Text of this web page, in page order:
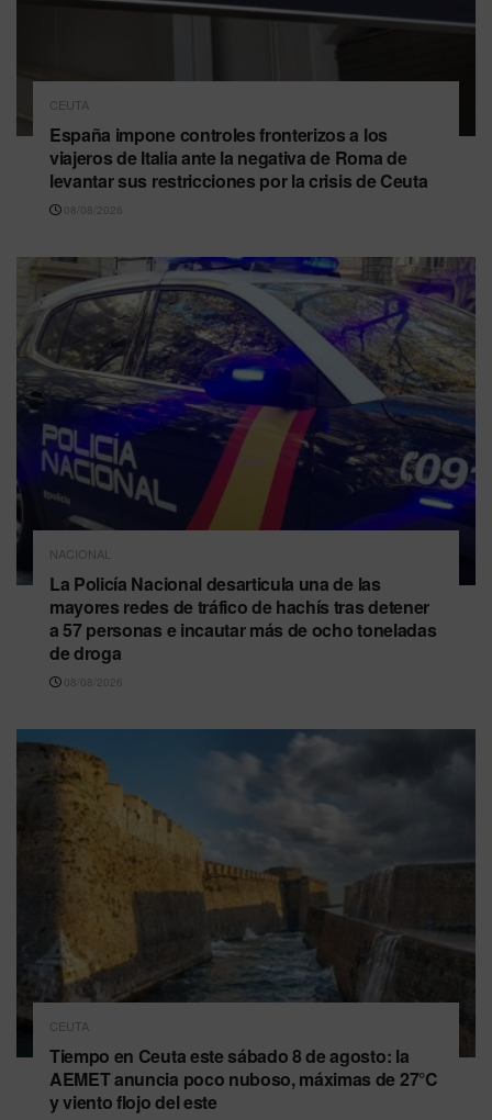
CEUTA
España impone controles fronterizos a los
viajeros de Italia ante la negativa de Roma de
levantar sus restricciones por la crisis de Ceuta
08/08/2026
NACIONAL
La Policía Nacional desarticula una de las
mayores redes de tráfico de hachís tras detener
a 57 personas e incautar más de ocho toneladas
de droga
08/08/2026
CEUTA
Tiempo en Ceuta este sábado 8 de agosto: la
AEMET anuncia poco nuboso, máximas de 27°C
y viento flojo del este